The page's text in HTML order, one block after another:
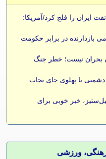
ایران را فلج کرد/آمریکا:
بازدارنده در برابر حکومت
بحران نیست؛ خطر جنگ
دشمنی با پهلوی جای نجات
خبر خوبی برای
ورزشی